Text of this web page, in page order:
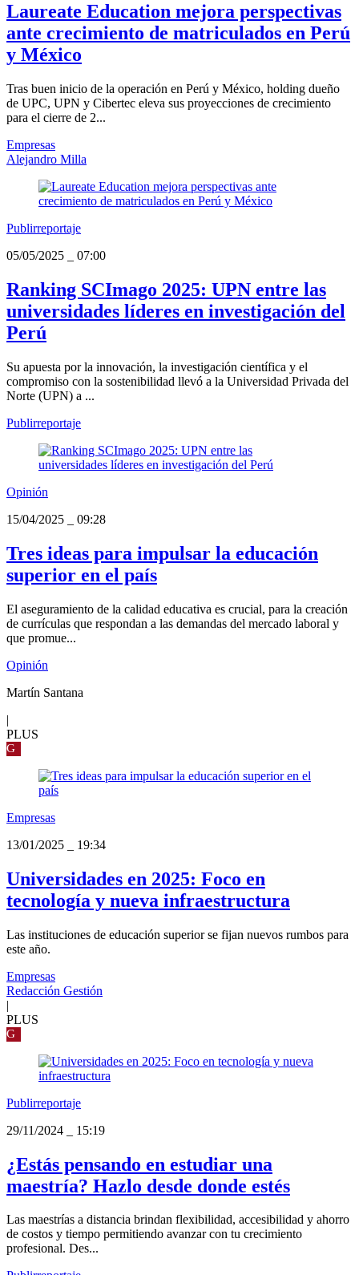
Laureate Education mejora perspectivas
ante crecimiento de matriculados en Perú
y México
Tras buen inicio de la operación en Perú y México, holding dueño
de UPC, UPN y Cibertec eleva sus proyecciones de crecimiento
para el cierre de 2...
Empresas
Alejandro Milla
Publirreportaje
05/05/2025
07:00
Ranking SCImago 2025: UPN entre las
universidades líderes en investigación del
Perú
Su apuesta por la innovación, la investigación científica y el
compromiso con la sostenibilidad llevó a la Universidad Privada del
Norte (UPN) a ...
Publirreportaje
Opinión
15/04/2025
09:28
Tres ideas para impulsar la educación
superior en el país
El aseguramiento de la calidad educativa es crucial, para la creación
de currículas que respondan a las demandas del mercado laboral y
que promue...
Opinión
Martín Santana
|
PLUS
G
Empresas
13/01/2025
19:34
Universidades en 2025: Foco en
tecnología y nueva infraestructura
Las instituciones de educación superior se fijan nuevos rumbos para
este año.
Empresas
Redacción Gestión
|
PLUS
G
Publirreportaje
29/11/2024
15:19
¿Estás pensando en estudiar una
maestría? Hazlo desde donde estés
Las maestrías a distancia brindan flexibilidad, accesibilidad y ahorro
de costos y tiempo permitiendo avanzar con tu crecimiento
profesional. Des...